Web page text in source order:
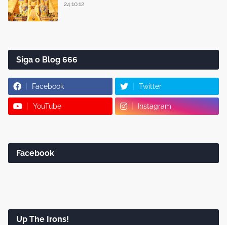
24.10.12
Siga o Blog 666
Facebook Twitter
YouTube Instagram
Facebook
Up The Irons!